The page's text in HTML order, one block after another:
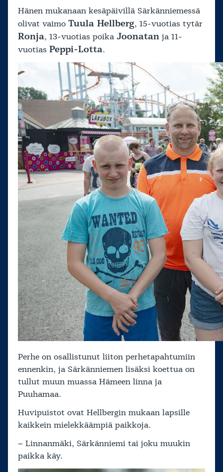
Hänen mukanaan kesäpäivillä Särkänniemessä
olivat vaimo Tuula Hellberg, 15-vuotias tytär
Ronja, 13-vuotias poika Joonatan ja 11-
vuotias Peppi-Lotta.
Perhe on osallistunut liiton perhetapahtumiin
ennenkin, ja Särkänniemen lisäksi koettua on
tullut muun muassa Hämeen linna ja
Puuhamaa.
Huvipuistot ovat Hellbergin mukaan lapsille
kaikkein mielekkäämpiä paikkoja.
– Linnanmäki, Särkänniemi tai joku muukin
paikka käy.